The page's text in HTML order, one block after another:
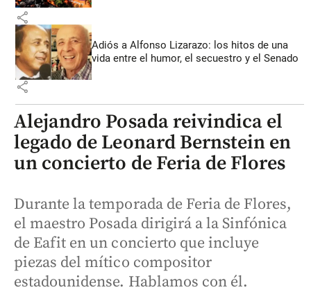
share
Adiós a Alfonso Lizarazo: los hitos de una
vida entre el humor, el secuestro y el Senado
share
Alejandro Posada reivindica el
legado de Leonard Bernstein en
un concierto de Feria de Flores
Durante la temporada de Feria de Flores,
el maestro Posada dirigirá a la Sinfónica
de Eafit en un concierto que incluye
piezas del mítico compositor
estadounidense. Hablamos con él.